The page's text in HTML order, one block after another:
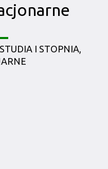
I STOPNIA,